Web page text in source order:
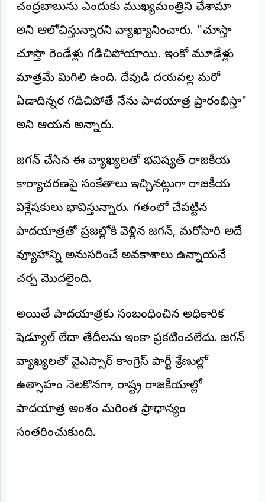
డెస్క్
(REPORTERS
మా
రిపోర్టర్లు
రిపోర్టర్‌గా
చేరండి
(Login)
©
2026
NTODAY
NEWS
ప్రతి
చంద్రబాబును ఎందుకు ముఖ్యమంత్రిని చేశామా
అని ఆలోచిస్తున్నారని వ్యాఖ్యానించారు. "చూస్తా
చూస్తా రెండేళ్లు గడిచిపోయాయి. ఇంకో మూడేళ్లు
మాత్రమే మిగిలి ఉంది. దేవుడి దయవల్ల మరో
ఏడాదిన్నర గడిచిపోతే నేను పాదయాత్ర ప్రారంభిస్తా"
అని ఆయన అన్నారు.
జగన్ చేసిన ఈ వ్యాఖ్యలతో భవిష్యత్ రాజకీయ
కార్యాచరణపై సంకేతాలు ఇచ్చినట్లుగా రాజకీయ
విశ్లేషకులు భావిస్తున్నారు. గతంలో చేపట్టిన
పాదయాత్రతో ప్రజల్లోకి వెళ్లిన జగన్, మరోసారి అదే
వ్యూహాన్ని అనుసరించే అవకాశాలు ఉన్నాయనే
చర్చ మొదలైంది.
అయితే పాదయాత్రకు సంబంధించిన అధికారిక
షెడ్యూల్ లేదా తేదీలను ఇంకా ప్రకటించలేదు. జగన్
వ్యాఖ్యలతో వైఎస్సార్ కాంగ్రెస్ పార్టీ శ్రేణుల్లో
ఉత్సాహం నెలకొనగా, రాష్ట్ర రాజకీయాల్లో
పాదయాత్ర అంశం మరింత ప్రాధాన్యం
సంతరించుకుంది.